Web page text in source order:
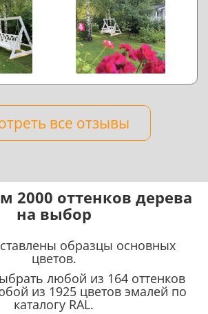
все отзывы
2000 оттенков дерева
на выбор
образцы основных
цветов.
любой из 164 оттенков
из 1925 цветов эмалей по
каталогу RAL.